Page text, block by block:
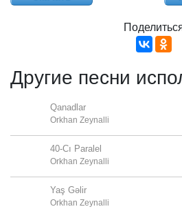
Другие песни
Qanadlar
Orkhan Zeynalli
40-Cı Paralel
Orkhan Zeynalli
Yaş Gəlir
Orkhan Zeynalli